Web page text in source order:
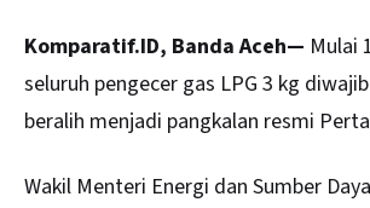
Komparatif.ID, Banda Aceh— Mulai
seluruh pengecer gas LPG 3 kg
beralih menjadi pangkalan resmi
Wakil Menteri Energi dan Sumber